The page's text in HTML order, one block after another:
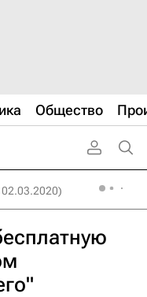
Общество